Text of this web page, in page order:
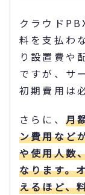
クラウド
料を支払わ
り設置費や
ですが、サ
初期費用は
さらに、 月
ン費用など
や使用人数
なります。
えるほど、